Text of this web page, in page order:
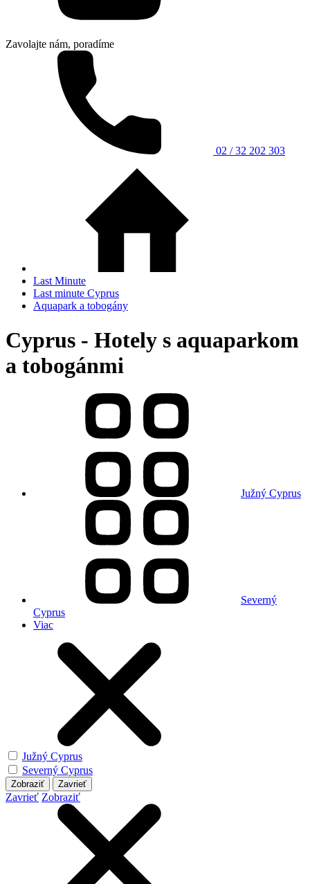
Zavolajte nám, poradíme
02 / 32 202 303
Last Minute
Last minute Cyprus
Aquapark a tobogány
Cyprus - Hotely s aquaparkom
a tobogánmi
Južný Cyprus
Severný
Cyprus
Viac
Južný Cyprus
Severný Cyprus
Zobraziť Zavrieť
Zavrieť Zobraziť